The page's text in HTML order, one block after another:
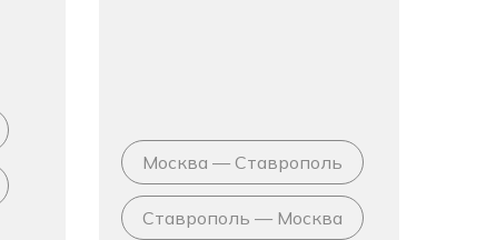
Москва — Ставрополь
Ставрополь — Москва